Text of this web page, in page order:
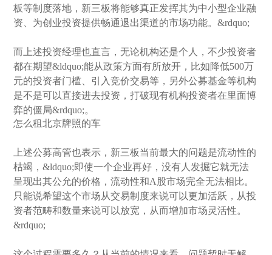
板等制度落地，新三板将能够真正发挥其为中小型企业融
资、为创业投资提供畅通退出渠道的市场功能。&rdquo;
而上述投资经理也直言，无论机构还是个人，不少投资者
都在期望&ldquo;能从政策方面有所放开，比如降低500万
元的投资者门槛、引入竞价交易等，另外公募基金等机构
是不是可以直接进去投资，打破现有机构投资者在里面博
弈的僵局&rdquo;。
怎么租北京牌照的车
上述公募高管也表示，新三板当前最大的问题是流动性的
枯竭，&ldquo;即使一个企业再好，没有人发掘它就无法
呈现出其公允的价格，流动性和A股市场完全无法相比。
只能说希望这个市场从交易制度来说可以更加活跃，从投
资者范畴和数量来说可以放宽，从而增加市场灵活性。
&rdquo;